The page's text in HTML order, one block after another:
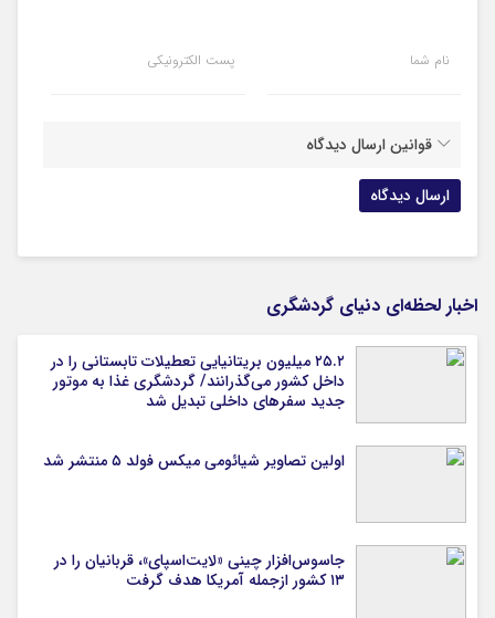
نام شما پست الکترونیکی
قوانین ارسال دیدگاه
اخبار لحظه‌ای دنیای گردشگری
۲۵.۲ میلیون بریتانیایی تعطیلات تابستانی را در
داخل کشور می‌گذرانند/ گردشگری غذا به موتور
جدید سفرهای داخلی تبدیل شد
اولین تصاویر شیائومی میکس فولد ۵ منتشر شد
جاسوس‌افزار چینی «لایت‌اسپای»، قربانیان را در
۱۳ کشور ازجمله آمریکا هدف گرفت